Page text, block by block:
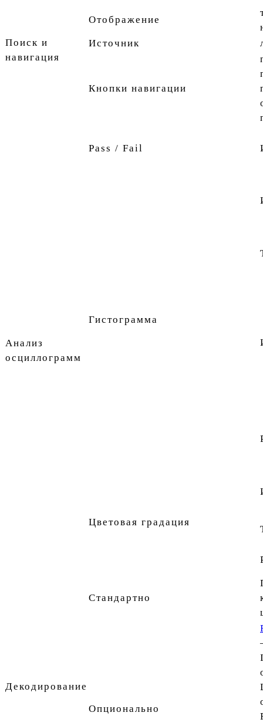
Поиск и
навигация
Отображение
Источник
Кнопки навигации
Анализ
осциллограмм
Pass / Fail
Гистограмма
Цветовая градация
Декодирование
Стандартно
Опционально